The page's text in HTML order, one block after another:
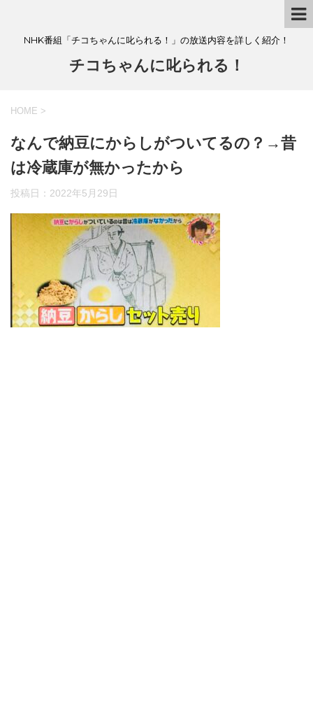
NHK番組「チコちゃんに叱られる！」の放送内容を詳しく紹介！
チコちゃんに叱られる！
HOME >
なんで納豆にからしがついてるの？→昔
は冷蔵庫が無かったから
投稿日： 2022年5月29日